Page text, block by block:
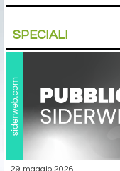
SPECIALI